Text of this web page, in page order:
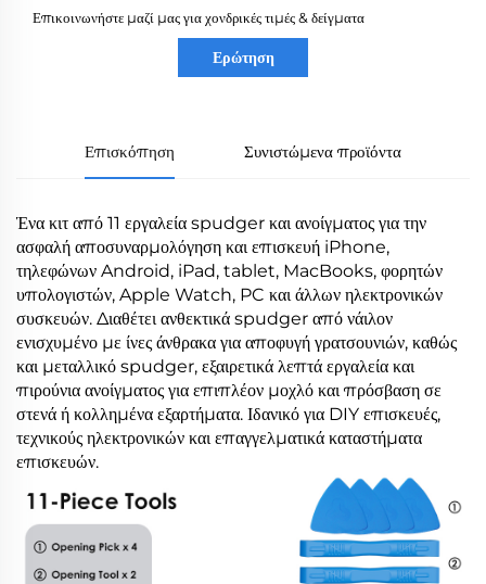
Επικοινωνήστε μαζί μας για χονδρικές τιμές & δείγματα
Ερώτηση
Επισκόπηση Συνιστώμενα προϊόντα
Ένα κιτ από 11 εργαλεία spudger και ανοίγματος για την
ασφαλή αποσυναρμολόγηση και επισκευή iPhone,
τηλεφώνων Android, iPad, tablet, MacBooks, φορητών
υπολογιστών, Apple Watch, PC και άλλων ηλεκτρονικών
συσκευών. Διαθέτει ανθεκτικά spudger από νάιλον
ενισχυμένο με ίνες άνθρακα για αποφυγή γρατσουνιών, καθώς
και μεταλλικό spudger, εξαιρετικά λεπτά εργαλεία και
πιρούνια ανοίγματος για επιπλέον μοχλό και πρόσβαση σε
στενά ή κολλημένα εξαρτήματα. Ιδανικό για DIY επισκευές,
τεχνικούς ηλεκτρονικών και επαγγελματικά καταστήματα
επισκευών.